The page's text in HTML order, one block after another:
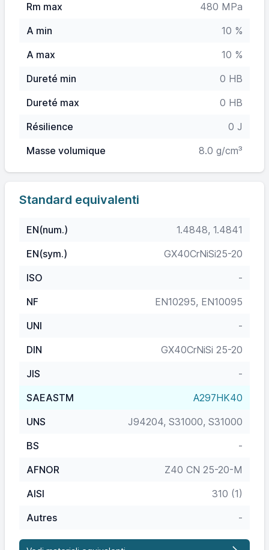
Rm max
480 MPa
A min
10 %
A max
10 %
Dureté min
0 HB
Dureté max
0 HB
Résilience
0 J
Masse volumique
8.0 g/cm³
Standard equivalenti
EN(num.)
1.4848, 1.4841
EN(sym.)
GX40CrNiSi25-20
ISO
-
NF
EN10295, EN10095
UNI
-
DIN
GX40CrNiSi 25-20
JIS
-
SAEASTM
A297HK40
UNS
J94204, S31000, S31000
BS
-
AFNOR
Z40 CN 25-20-M
AISI
310 (1)
Autres
-